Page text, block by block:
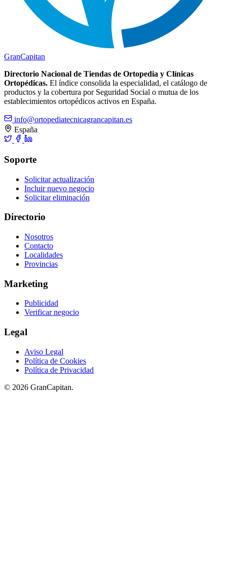
GranCapitan
Directorio Nacional de Tiendas de Ortopedia y Clínicas
Ortopédicas. El índice consolida la especialidad, el catálogo de
productos y la cobertura por Seguridad Social o mutua de los
establecimientos ortopédicos activos en España.
info@ortopediatecnicagrancapitan.es
España
Soporte
Solicitar actualización
Incluir nuevo negocio
Solicitar eliminación
Directorio
Nosotros
Contacto
Localidades
Provincias
Marketing
Publicidad
Verificar negocio
Legal
Aviso Legal
Política de Cookies
Política de Privacidad
© 2026 GranCapitan.